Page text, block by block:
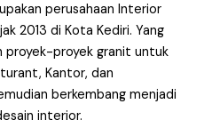
perusahaan Interior
2013 di Kota Kediri. Yang
proyek-proyek granit untuk
Kantor, dan
berkembang menjadi
interior.